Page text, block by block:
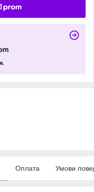
Оплата Умови